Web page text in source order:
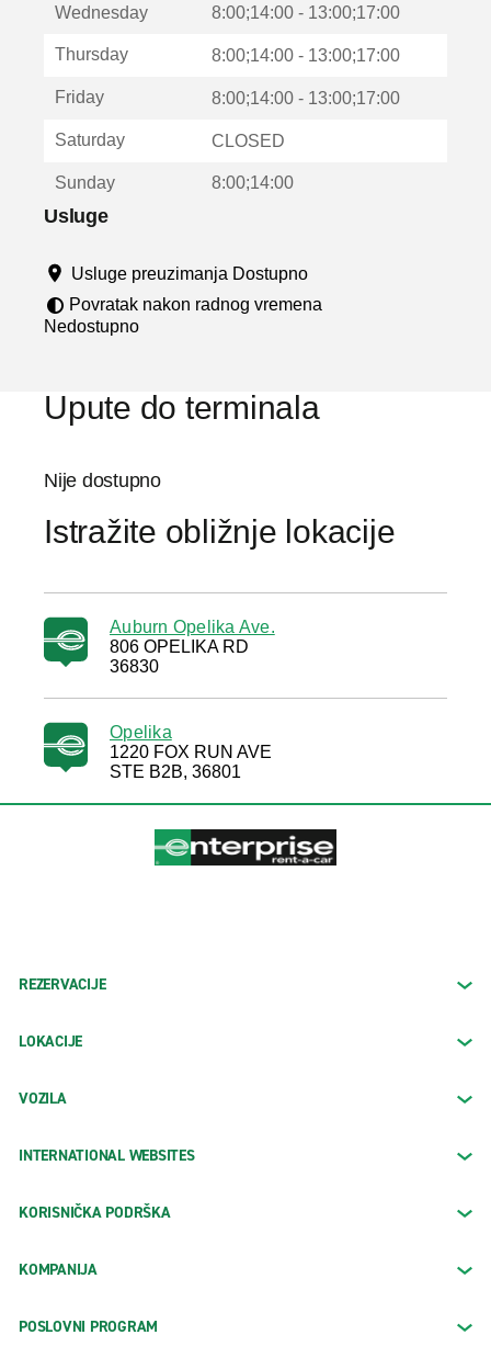
u
u
Wednesday 8:00;14:00 - 13:00;17:00
Thursday 8:00;14:00 - 13:00;17:00
Friday 8:00;14:00 - 13:00;17:00
Saturday CLOSED
Sunday 8:00;14:00
Usluge
Usluge preuzimanja Dostupno
Povratak nakon radnog vremena
Nedostupno
Upute do terminala
Nije dostupno
Istražite obližnje lokacije
Auburn Opelika Ave.
806 OPELIKA RD
36830
Opelika
1220 FOX RUN AVE
STE B2B, 36801
REZERVACIJE
LOKACIJE
VOZILA
INTERNATIONAL WEBSITES
KORISNIČKA PODRŠKA
KOMPANIJA
POSLOVNI PROGRAM